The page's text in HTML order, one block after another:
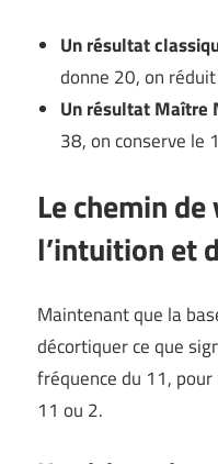
Un résultat
donne 20, on
Un résultat Maître
38, on conserve le
Le chemin
l’intuition et
Maintenant que la
décortiquer ce que
fréquence du 11,
11 ou 2.